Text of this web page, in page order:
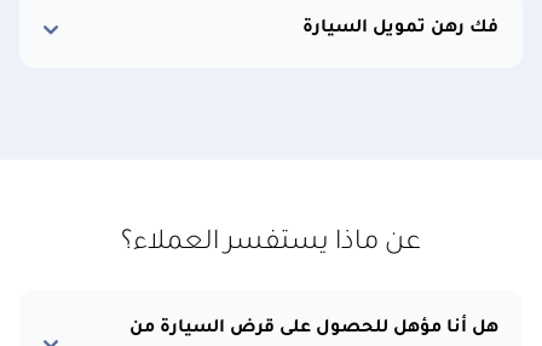
فك رهن تمويل السيارة
عن ماذا يستفسر العملاء؟
هل أنا مؤهل للحصول على قرض السيارة من